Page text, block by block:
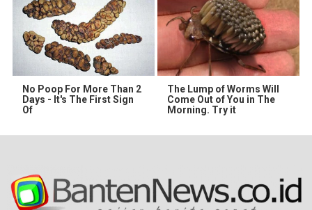
No Poop For More Than 2
Days - It's The First Sign
Of
The Lump of Worms Will
Come Out of You in The
Morning. Try it